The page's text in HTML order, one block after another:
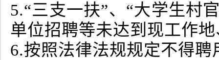
5.“三支一扶”、“大学生村
单位招聘等未达到现工作
6.按照法律法规规定不得